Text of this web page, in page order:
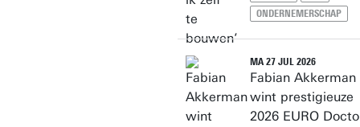
ONDERNEMERSCHAP
MA 27 JUL 2026
Fabian Akkerman
wint prestigieuze
2026 EURO